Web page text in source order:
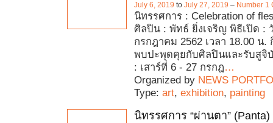
July 6, 2019 to July 27, 2019 – Number 1
นิทรรศการ : Celebration of
ศิลปิน : พัทธ์ ยิ่งเจริญ พิธีเปิด :
กรกฎาคม 2562 เวลา 18.00 น.
พบปะพุดคุยกับศิลปินและรับสูจิบั
: เสาร์ที่ 6 - 27 กรกฎ…
Organized by NEWS
Type: art, exhibition, painting
นิทรรศการ “ผ่านตา” (Panta)